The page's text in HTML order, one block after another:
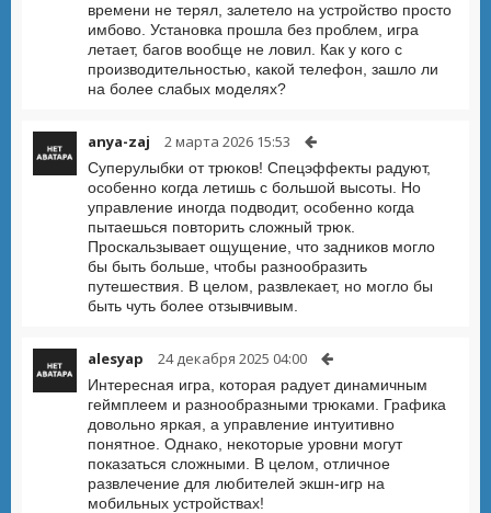
времени не терял, залетело на устройство просто
имбово. Установка прошла без проблем, игра
летает, багов вообще не ловил. Как у кого с
производительностью, какой телефон, зашло ли
на более слабых моделях?
anya-zaj 2 марта 2026 15:53
Суперулыбки от трюков! Спецэффекты радуют,
особенно когда летишь с большой высоты. Но
управление иногда подводит, особенно когда
пытаешься повторить сложный трюк.
Проскальзывает ощущение, что задников могло
бы быть больше, чтобы разнообразить
путешествия. В целом, развлекает, но могло бы
быть чуть более отзывчивым.
alesyap 24 декабря 2025 04:00
Интересная игра, которая радует динамичным
геймплеем и разнообразными трюками. Графика
довольно яркая, а управление интуитивно
понятное. Однако, некоторые уровни могут
показаться сложными. В целом, отличное
развлечение для любителей экшн-игр на
мобильных устройствах!